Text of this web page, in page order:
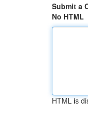
Submit a
No HTML
HTML is